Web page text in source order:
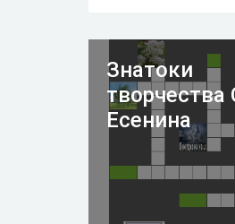
дифференциального
исчисления. Желаем
Знатоки
творчества
Есенина